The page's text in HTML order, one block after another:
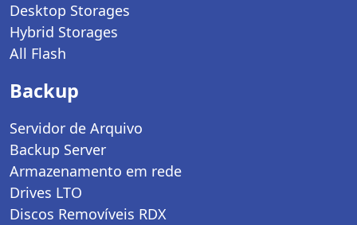
Desktop Storages
Hybrid Storages
All Flash
Backup
Servidor de Arquivo
Backup Server
Armazenamento em rede
Drives LTO
Discos Removíveis RDX